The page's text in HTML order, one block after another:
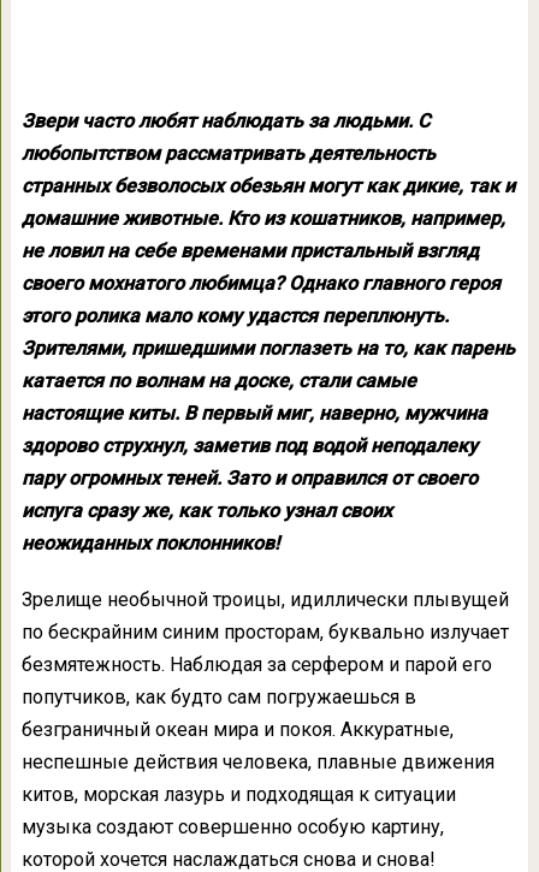
Звери часто любят наблюдать за людьми. С
любопытством рассматривать деятельность
странных безволосых обезьян могут как дикие, так и
домашние животные. Кто из кошатников, например,
не ловил на себе временами пристальный взгляд
своего мохнатого любимца? Однако главного героя
этого ролика мало кому удастся переплюнуть.
Зрителями, пришедшими поглазеть на то, как парень
катается по волнам на доске, стали самые
настоящие киты. В первый миг, наверно, мужчина
здорово струхнул, заметив под водой неподалеку
пару огромных теней. Зато и оправился от своего
испуга сразу же, как только узнал своих
неожиданных поклонников!
Зрелище необычной троицы, идиллически плывущей
по бескрайним синим просторам, буквально излучает
безмятежность. Наблюдая за серфером и парой его
попутчиков, как будто сам погружаешься в
безграничный океан мира и покоя. Аккуратные,
неспешные действия человека, плавные движения
китов, морская лазурь и подходящая к ситуации
музыка создают совершенно особую картину,
которой хочется наслаждаться снова и снова!